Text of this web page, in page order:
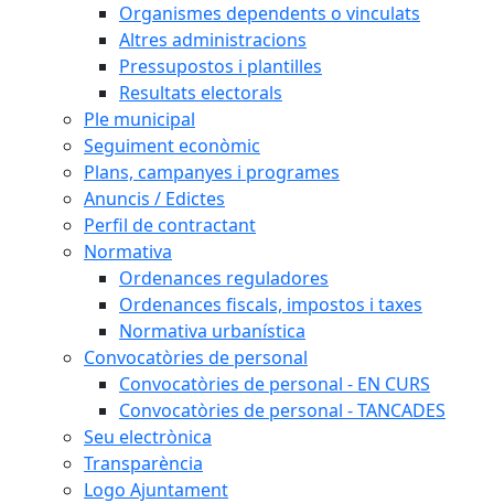
Organismes dependents o vinculats
Altres administracions
Pressupostos i plantilles
Resultats electorals
Ple municipal
Seguiment econòmic
Plans, campanyes i programes
Anuncis / Edictes
Perfil de contractant
Normativa
Ordenances reguladores
Ordenances fiscals, impostos i taxes
Normativa urbanística
Convocatòries de personal
Convocatòries de personal - EN CURS
Convocatòries de personal - TANCADES
Seu electrònica
Transparència
Logo Ajuntament